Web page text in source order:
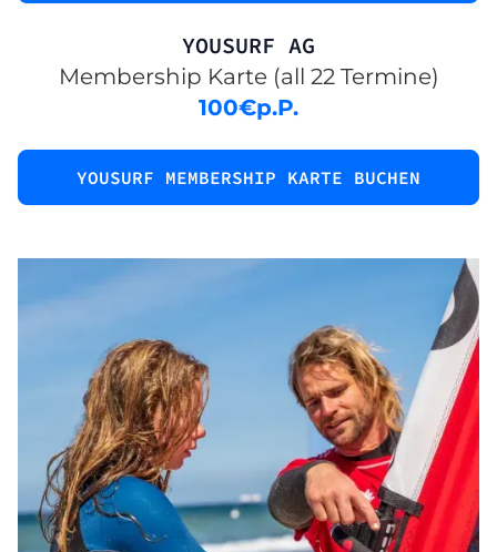
YOUSURF AG
Membership Karte (all 22 Termine)
100€p.P.
YOUSURF MEMBERSHIP KARTE BUCHEN